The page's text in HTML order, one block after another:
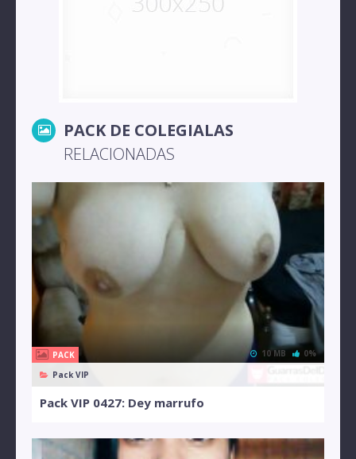
PACK DE COLEGIALAS
RELACIONADAS
PACK
Pack VIP
10 MB 0%
Pack VIP 0427: Dey marrufo